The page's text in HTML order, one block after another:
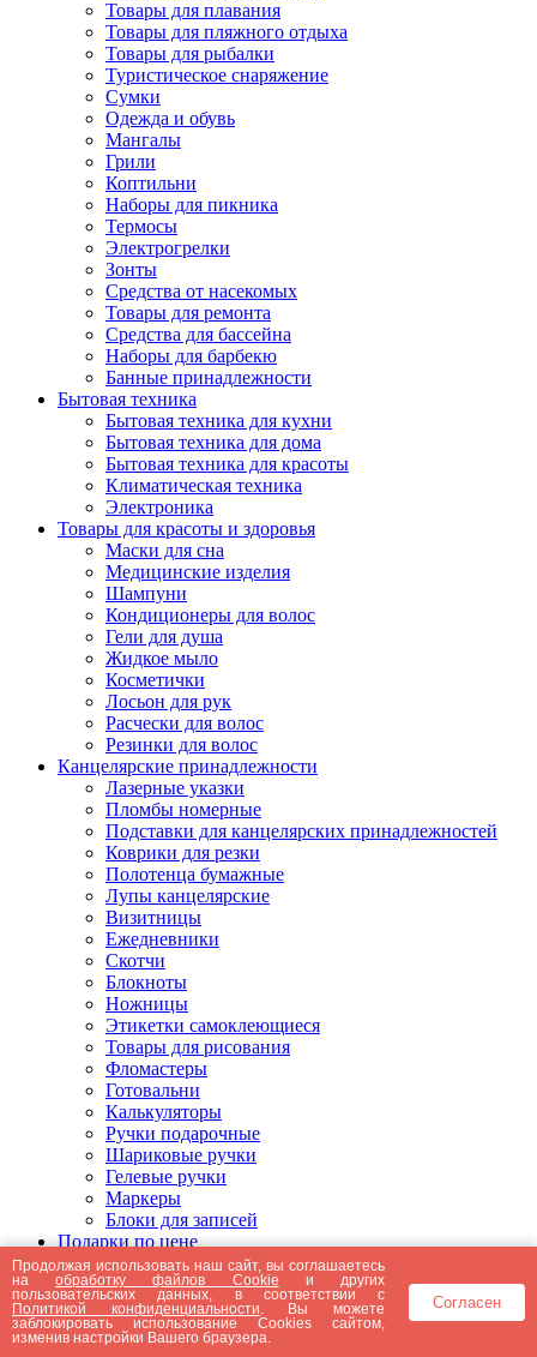
Товары для плавания
Товары для пляжного отдыха
Товары для рыбалки
Туристическое снаряжение
Сумки
Одежда и обувь
Мангалы
Грили
Коптильни
Наборы для пикника
Термосы
Электрогрелки
Зонты
Средства от насекомых
Товары для ремонта
Средства для бассейна
Наборы для барбекю
Банные принадлежности
Бытовая техника
Бытовая техника для кухни
Бытовая техника для дома
Бытовая техника для красоты
Климатическая техника
Электроника
Товары для красоты и здоровья
Маски для сна
Медицинские изделия
Шампуни
Кондиционеры для волос
Гели для душа
Жидкое мыло
Косметички
Лосьон для рук
Расчески для волос
Резинки для волос
Канцелярские принадлежности
Лазерные указки
Пломбы номерные
Подставки для канцелярских принадлежностей
Коврики для резки
Полотенца бумажные
Лупы канцелярские
Визитницы
Ежедневники
Скотчи
Блокноты
Ножницы
Этикетки самоклеющиеся
Товары для рисования
Фломастеры
Готовальни
Калькуляторы
Ручки подарочные
Шариковые ручки
Гелевые ручки
Маркеры
Блоки для записей
Подарки по цене
Подарки от 5000 рублей
Подарки до 5000 рублей
Подарки до 3000 рублей
Подарки до 2000 рублей
Подарки до 1000 рублей
Продолжая использовать наш сайт, вы соглашаетесь
наобработку файлов Cookie и других
пользовательских данных, в соответствии с
Политикой конфиденциальности . Вы можете
заблокировать использование Cookies сайтом,
изменив настройки Вашего браузера.
Согласен